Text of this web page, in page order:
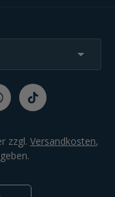
zzgl. Versandkosten,